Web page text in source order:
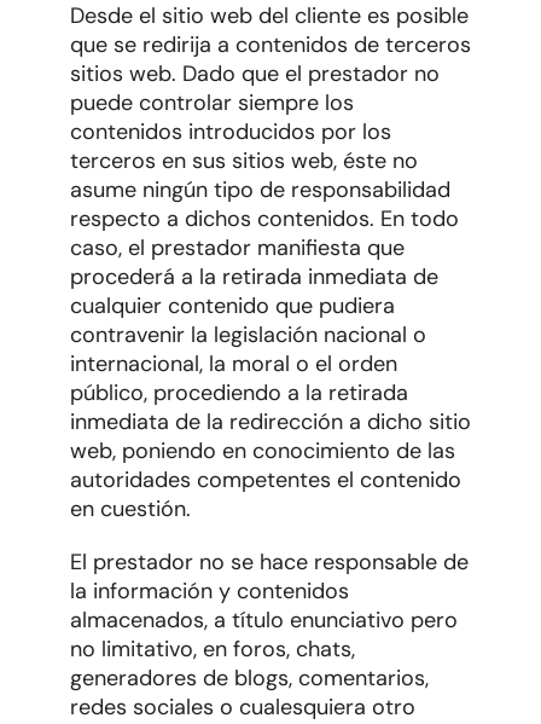
Desde el sitio web del cliente es posible
que se redirija a contenidos de terceros
sitios web. Dado que el prestador no
puede controlar siempre los
contenidos introducidos por los
terceros en sus sitios web, éste no
asume ningún tipo de responsabilidad
respecto a dichos contenidos. En todo
caso, el prestador manifiesta que
procederá a la retirada inmediata de
cualquier contenido que pudiera
contravenir la legislación nacional o
internacional, la moral o el orden
público, procediendo a la retirada
inmediata de la redirección a dicho sitio
web, poniendo en conocimiento de las
autoridades competentes el contenido
en cuestión.
El prestador no se hace responsable de
la información y contenidos
almacenados, a título enunciativo pero
no limitativo, en foros, chats,
generadores de blogs, comentarios,
redes sociales o cualesquiera otro